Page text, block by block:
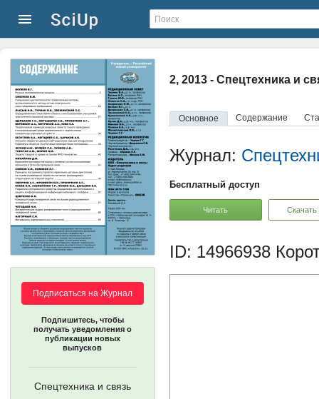
2, 2013 - Спецтехника и
Основное Содержание
Подписаться на Журнал
Подпишитесь, чтобы
получать уведомления о
публикации новых
выпусков
Спецтехника и связь
Журнал:
Бесплатный доступ
Читать Скачать
ID: 14966938